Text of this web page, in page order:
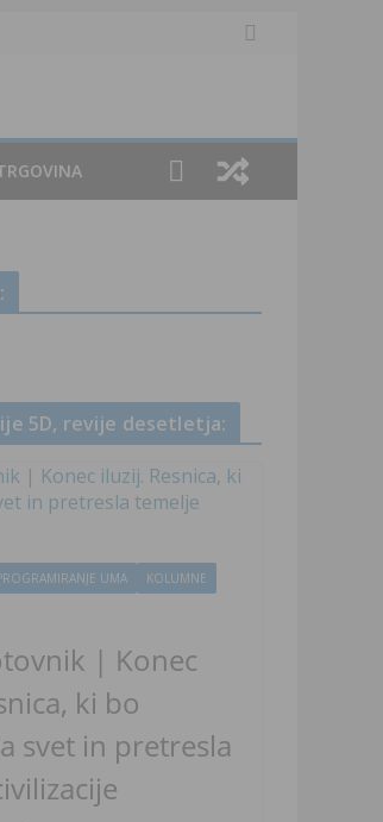
5D, revije desetletja:
UMA
KOLUMNE
| Konec
ki bo
svet in pretresla